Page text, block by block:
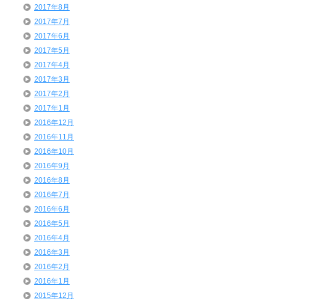
2017年8月
2017年7月
2017年6月
2017年5月
2017年4月
2017年3月
2017年2月
2017年1月
2016年12月
2016年11月
2016年10月
2016年9月
2016年8月
2016年7月
2016年6月
2016年5月
2016年4月
2016年3月
2016年2月
2016年1月
2015年12月